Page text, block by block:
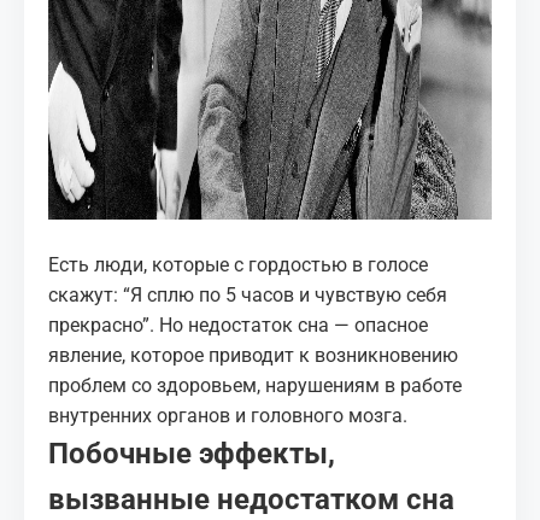
Есть люди, которые с гордостью в голосе
скажут: “Я сплю по 5 часов и чувствую себя
прекрасно”. Но недостаток сна — опасное
явление, которое приводит к возникновению
проблем со здоровьем, нарушениям в работе
внутренних органов и головного мозга.
Побочные эффекты,
вызванные недостатком сна